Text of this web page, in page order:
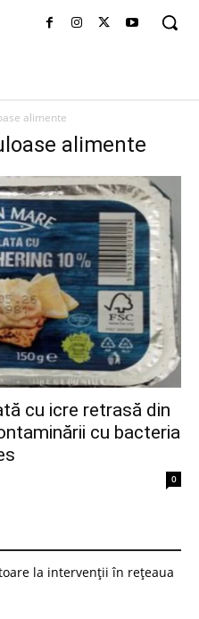
alimente
alimente
cu icre retrasă din
cu bacteria
0
la intervenții în rețeaua